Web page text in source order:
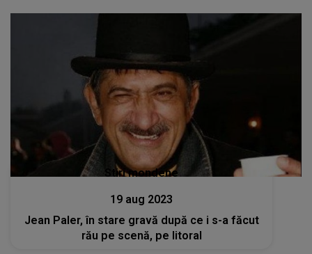
Stiri mondene
19 aug 2023
Jean Paler, în stare gravă după ce i s-a făcut
rău pe scenă, pe litoral